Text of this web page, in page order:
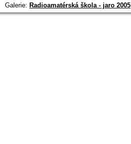
Galerie: Radioamatérská škola - jaro 2005